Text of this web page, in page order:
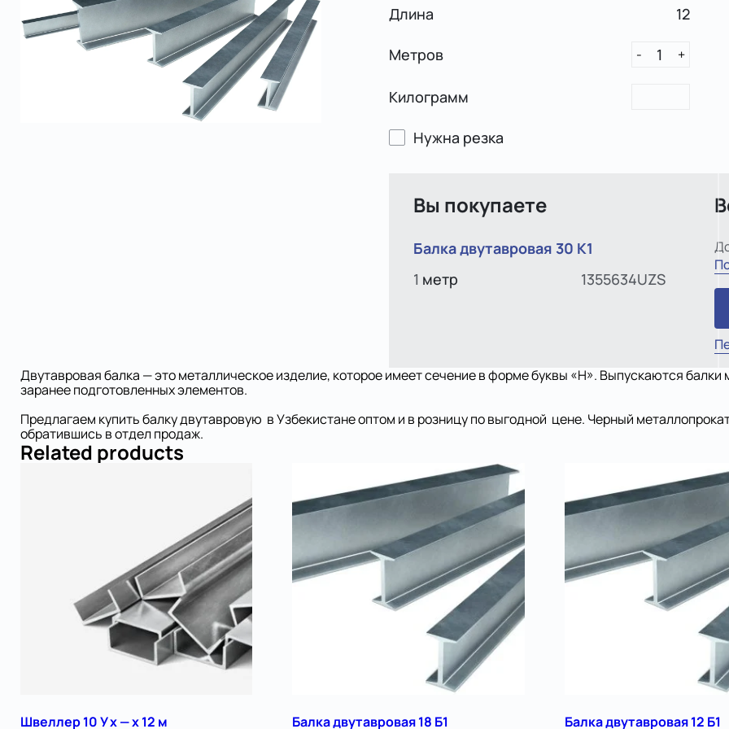
Длина 12
Метров - 1 +
Килограмм
Нужна резка
Вы покупаете
Балка двутавровая 30 К1
1 метр 1355634UZS
Двутавровая балка — это металлическое изделие, которое имеет сечение в форме буквы «Н». Выпускаются
заранее подготовленных элементов.
Предлагаем купить балку двутавровую в Узбекистане оптом и в розницу по выгодной цене. Черный
обратившись в отдел продаж.
Related products
Швеллер 10 У x — x 12 м Балка двутавровая 18 Б1 Балка двутавровая 12 Б1